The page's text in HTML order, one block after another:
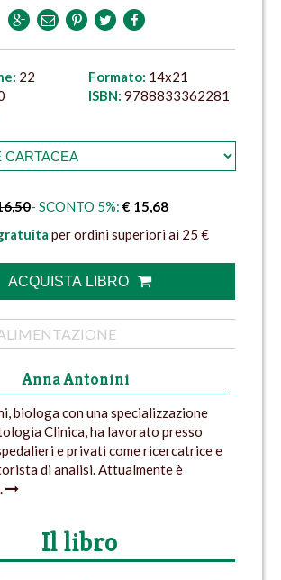
22
Formato: 14x21
ISBN: 9788833362281
- SCONTO 5%: € 15,68
per ordini superiori ai 25 €
ACQUISTA LIBRO
Anna Antonini
biologa con una specializzazione
Clinica, ha lavorato presso
e privati come ricercatrice e
di analisi. Attualmente è
Il libro